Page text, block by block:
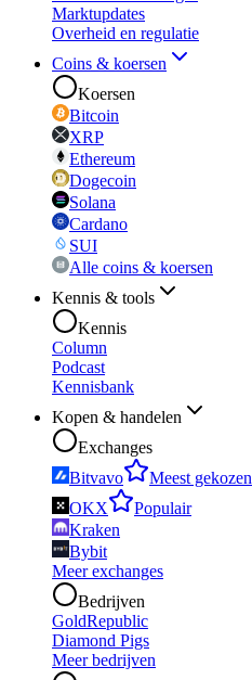
Marktupdates
Overheid en regulatie
Coins & koersen
Koersen
Bitcoin
XRP
Ethereum
Dogecoin
Solana
Cardano
SUI
Alle coins & koersen
Kennis & tools
Kennis
Column
Podcast
Kennisbank
Kopen & handelen
Exchanges
Bitvavo
Meest gekozen
OKX
Populair
Kraken
Bybit
Meer exchanges
Bedrijven
GoldRepublic
Diamond Pigs
Meer bedrijven